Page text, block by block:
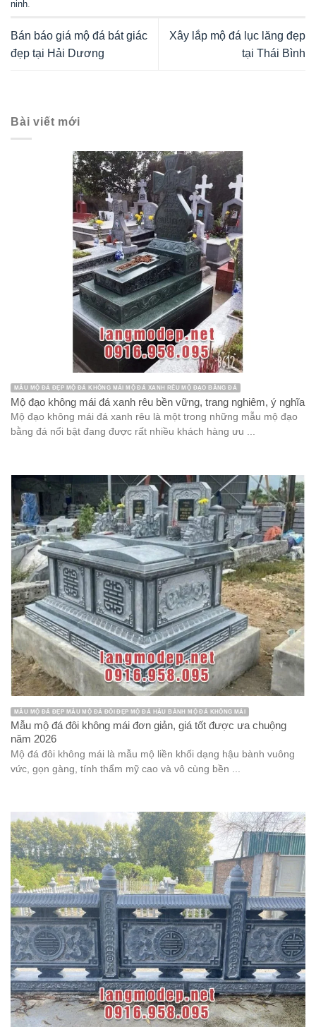
ninh
Bán báo giá mộ đá bát giác
đẹp tại Hải Dương
Xây lắp mộ đá lục lăng đẹp
tại Thái Bình
Bài viết mới
MẪU MỘ ĐÁ ĐẸP MỘ ĐÁ KHÔNG MÁI MỘ ĐÁ XANH RÊU MỘ ĐẠO BẰNG ĐÁ
Mộ đạo không mái đá xanh rêu bền vững, trang nghiêm, ý nghĩa
Mộ đạo không mái đá xanh rêu là một trong những mẫu mộ đạo
bằng đá nổi bật đang được rất nhiều khách hàng ưu ...
MẪU MỘ ĐÁ ĐẸP MẪU MỘ ĐÁ ĐÔI ĐẸP MỘ ĐÁ HẬU BÀNH MỘ ĐÁ KHÔNG MÁI
Mẫu mộ đá đôi không mái đơn giản, giá tốt được ưa chuộng
năm 2026
Mộ đá đôi không mái là mẫu mộ liền khối dạng hậu bành vuông
vức, gọn gàng, tính thẩm mỹ cao và vô cùng bền ...